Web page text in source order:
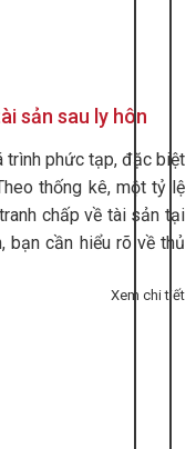
sản sau ly hôn
trình phức tạp, đặc biệt
thống kê, một tỷ lệ
chấp về tài sản tại
bạn cần hiểu rõ về thủ
Xem chi tiết